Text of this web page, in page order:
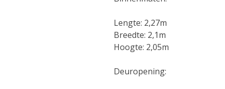
Lengte: 2,27m
Breedte: 2,1m
Hoogte: 2,05m
Deuropening: